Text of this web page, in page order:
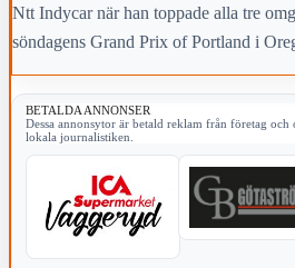
Ntt Indycar när han toppade alla tre
söndagens Grand Prix of Portland i
BETALDA ANNONSER
Dessa annonsytor är betald reklam från företag och
lokala journalistiken.